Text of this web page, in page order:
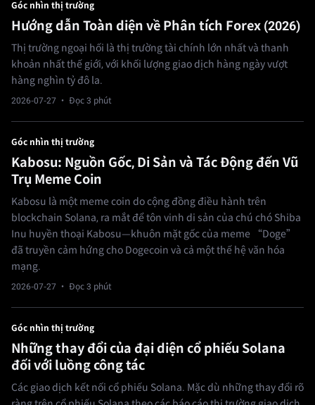
Góc nhìn thị trường
Hướng dẫn Toàn diện về Phân tích Forex (2026)
Thị trường ngoại hối là thị trường tài chính lớn nhất và thanh
khoản nhất thế giới, với khối lượng giao dịch hàng ngày vượt
hàng nghìn tỷ đô la.
2026-07-27 · Đọc 3 phút
Góc nhìn thị trường
Kabosu: Nguồn Gốc, Di Sản và Tác Động đến Vũ
Trụ Meme Coin
Kabosu là một meme coin do cộng đồng điều hành trên
blockchain Solana, ra mắt để tôn vinh di sản của chú chó Shiba
Inu huyền thoại Kabosu—khuôn mặt gốc của meme “Doge”
đã truyền cảm hứng cho Dogecoin và cả một thế hệ văn hóa
mạng.
2026-07-27 · Đọc 3 phút
Góc nhìn thị trường
Những thay đổi của đại diện cổ phiếu Solana
đối với luồng công tác
Các giao dịch kết nối cổ phiếu Solana. Mặc dù những thay đổi rõ